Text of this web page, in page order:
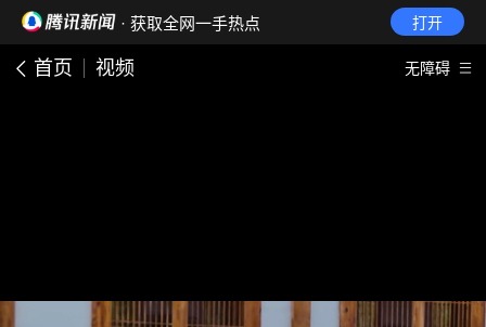
· 获取全网一手热点 打开
首页 视频 无障碍